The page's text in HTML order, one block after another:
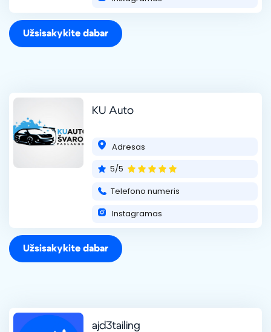
Užsisakykite dabar
KU Auto
Adresas
5/5
Telefono numeris
Instagramas
Užsisakykite dabar
ajd3tailing